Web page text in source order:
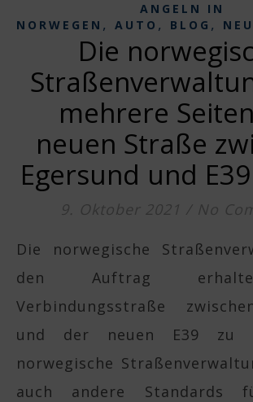
ANGELN IN
NORWEGEN , AUTO , BLOG ,
Die
mehrere
neuen Straße
Egersund und
9. Oktober 2021 / No
Die norwegische Straßenverwaltung hat
den Auftrag
Verbindungsstraße
und der neuen E39 zu
norwegische
auch andere Standards